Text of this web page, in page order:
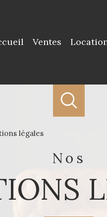
Ventes
légales
nos